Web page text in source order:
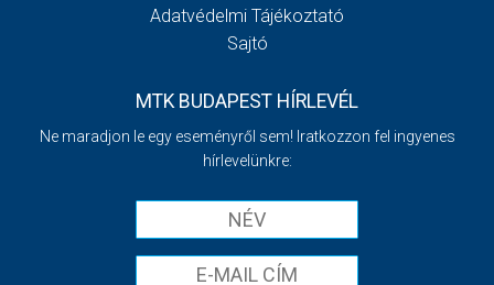
Adatvédelmi Tájékoztató
Sajtó
MTK BUDAPEST HÍRLEVÉL
Ne maradjon le egy eseményről sem! Iratkozzon fel ingyenes
hírlevelünkre: